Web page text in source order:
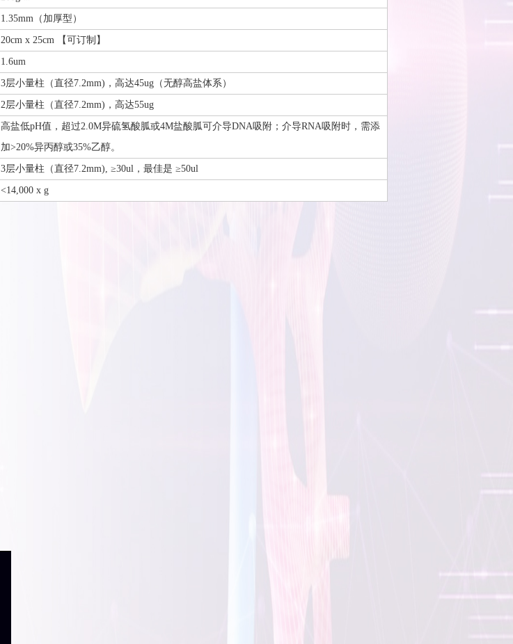
1.35mm（加厚型）
20cm x 25cm 【可订制】
1.6um
3层小量柱（直径7.2mm)，高达45ug（无醇高盐体系）
2层小量柱（直径7.2mm)，高达55ug
高盐低pH值，超过2.0M异硫氢酸胍或4M盐酸胍可介导DNA吸附；介导RNA吸附时，需添
加>20%异丙醇或35%乙醇。
3层小量柱（直径7.2mm), ≥30ul，最佳是 ≥50ul
<14,000 x g